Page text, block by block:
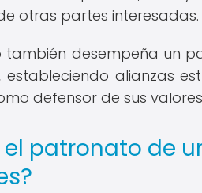
otras partes interesadas.
también desempeña un
estableciendo alianzas
defensor de sus
el patronato de